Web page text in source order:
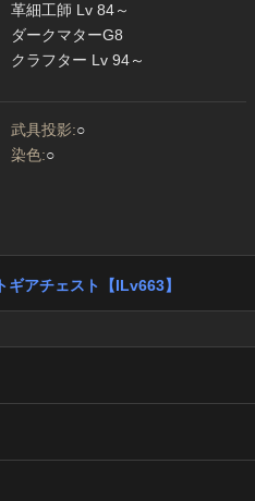
革細工師 Lv 84～
ダークマターG8
クラフター Lv 94～
武具投影:○
染色:○
アチェスト【ILv663】